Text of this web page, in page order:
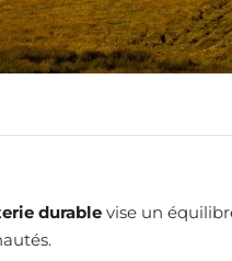
durable vise un